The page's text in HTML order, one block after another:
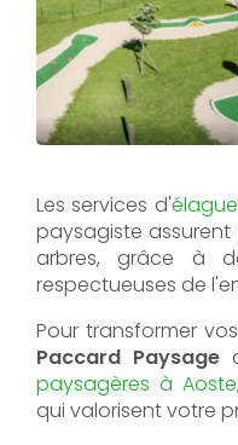
Les services d'
paysagiste
arbres, grâce à
respectueuses de
Pour transformer
Paccard Paysage
paysagères à Aoste
qui valorisent votre